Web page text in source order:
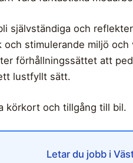
självständiga och
stimulerande miljö
förhållningssättet att
lustfyllt sätt.
körkort och tillgång till bil.
Letar du jobb i